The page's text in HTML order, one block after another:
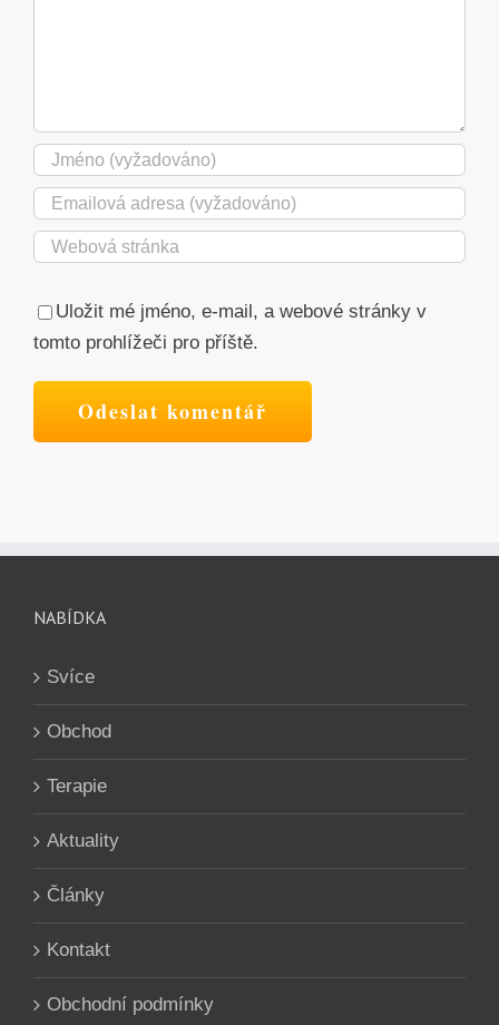
Uložit mé jméno, e-mail, a webové stránky v
tomto prohlížeči pro příště.
NABÍDKA
Svíce
Obchod
Terapie
Aktuality
Články
Kontakt
Obchodní podmínky